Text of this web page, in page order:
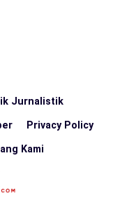
Jurnalistik
Privacy Policy
Kami